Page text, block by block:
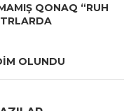
QONAQ “RUH
OLUNDU